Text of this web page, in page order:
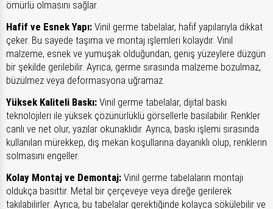
ömürlü olmasını sağlar.
Hafif ve Esnek Yapı: Vinil germe tabelalar, hafif yapılarıyla dikkat
çeker. Bu sayede taşıma ve montaj işlemleri kolaydır. Vinil
malzeme, esnek ve yumuşak olduğundan, geniş yüzeylere düzgün
bir şekilde gerilebilir. Ayrıca, germe sırasında malzeme bozulmaz,
büzülmez veya deformasyona uğramaz.
Yüksek Kaliteli Baskı: Vinil germe tabelalar, dijital baskı
teknolojileri ile yüksek çözünürlüklü görsellerle basılabilir. Renkler
canlı ve net olur, yazılar okunaklıdır. Ayrıca, baskı işlemi sırasında
kullanılan mürekkep, dış mekan koşullarına dayanıklı olup, renklerin
solmasını engeller.
Kolay Montaj ve Demontaj: Vinil germe tabelaların montajı
oldukça basittir. Metal bir çerçeveye veya direğe gerilerek
takılabilirler. Ayrıca, bu tabelalar gerektiğinde kolayca sökülebilir ve